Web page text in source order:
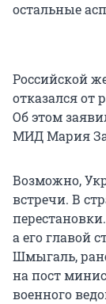
остальные
Российской
отказался от
Об этом
МИД Мария
Возможно,
встречи. В
а его главой
Шмыгаль,
на пост
военного